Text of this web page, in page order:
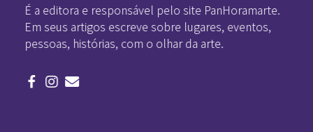
É a editora e responsável pelo site PanHoramarte.
Em seus artigos escreve sobre lugares, eventos,
pessoas, histórias, com o olhar da arte.